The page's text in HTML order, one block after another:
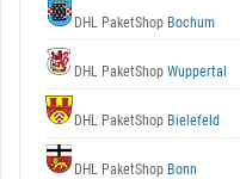
DHL PaketShop Bochum
DHL PaketShop Wuppertal
DHL PaketShop Bielefeld
DHL PaketShop Bonn